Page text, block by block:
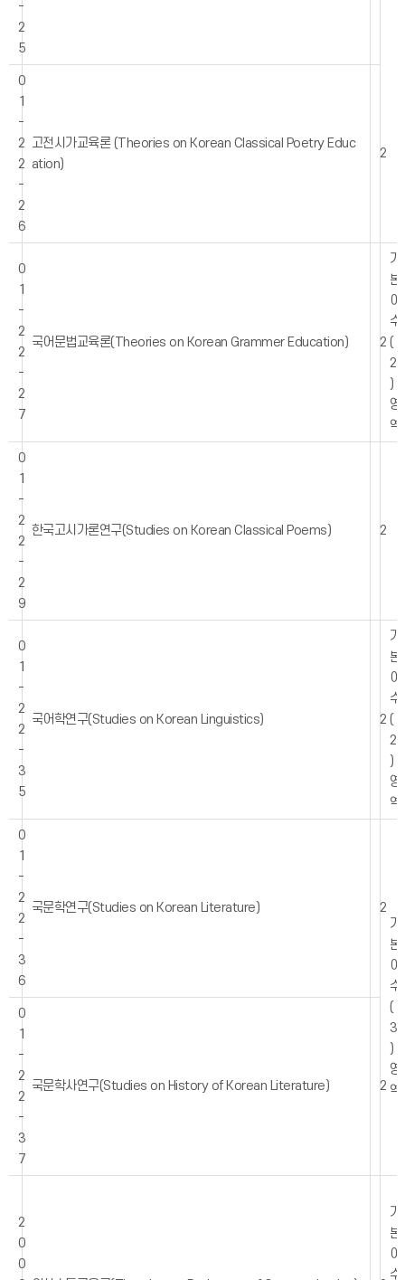
-
2
5
0
1
-
2
2
-
2
6
고전시가교육론 (Theories on Korean Classical Poetry Educ
ation)
2
0
1
-
2
2
-
2
7
국어문법교육론(Theories on Korean Grammer Education) 2
기
본
이
수
(
2
)
영
역
0
1
-
2
2
-
2
9
한국고시가론연구(Studies on Korean Classical Poems) 2
0
1
-
2
2
-
3
5
국어학연구(Studies on Korean Linguistics) 2
기
본
이
수
(
2
)
영
역
0
1
-
2
2
-
3
6
국문학연구(Studies on Korean Literature)
2
기
본
이
수
(
3
)
영
역
0
1
-
2
2
-
3
7
국문학사연구(Studies on History of Korean Literature) 2
2
0
0
기
본
이
수